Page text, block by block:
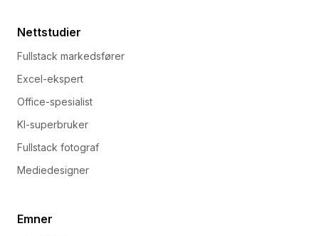
Nettstudier
Fullstack markedsfører
Excel-ekspert
Office-spesialist
KI-superbruker
Fullstack fotograf
Mediedesigner
Emner